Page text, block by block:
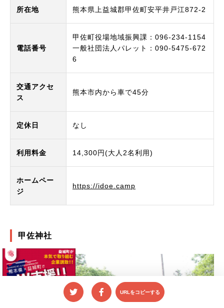
所在地 熊本県上益城郡甲佐町安平井戸江872-2
電話番号
甲佐町役場地域振興課：096-234-1154
一般社団法人パレット：090-5475-672
6
交通アクセ
ス
熊本市内から車で45分
定休日 なし
利用料金 14,300円(大人2名利用)
ホームペー
ジ
https://idoe.camp
甲佐神社
URLをコピーする